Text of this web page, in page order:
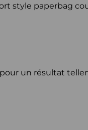
style paperbag
pour un résultat